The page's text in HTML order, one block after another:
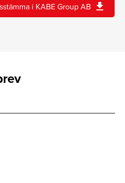
i KABE Group AB download